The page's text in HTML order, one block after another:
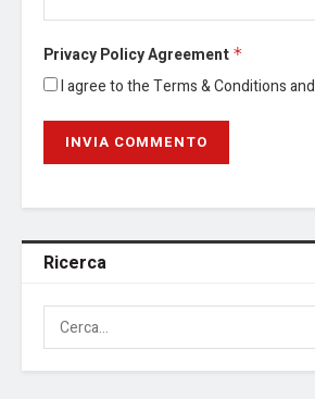
Privacy Policy Agreement *
I agree to the Terms & Conditions and
Ricerca